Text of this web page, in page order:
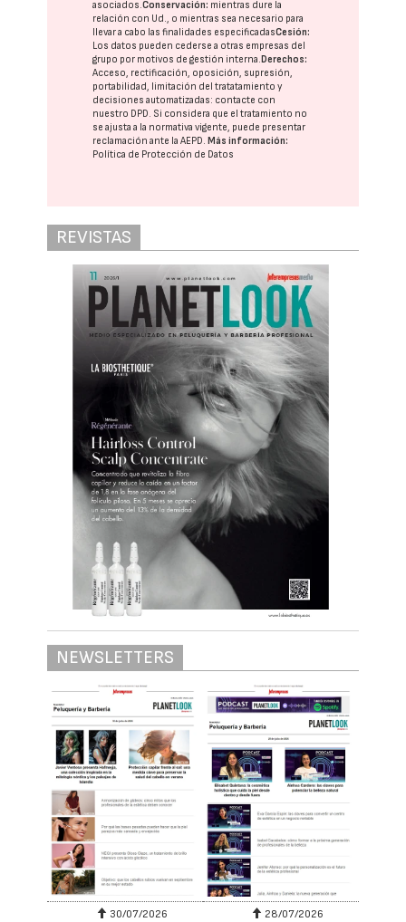
asociados.Conservación: mientras dure la
relación con Ud., o mientras sea necesario para
llevar a cabo las finalidades especificadasCesión:
Los datos pueden cederse a otras empresas del
grupo por motivos de gestión interna.Derechos:
Acceso, rectificación, oposición, supresión,
portabilidad, limitación del tratatamiento y
decisiones automatizadas: contacte con
nuestro DPD. Si considera que el tratamiento no
se ajusta a la normativa vigente, puede presentar
reclamación ante laAEPD.Más información:
Política de Protección de Datos
REVISTAS
NEWSLETTERS
30/07/2026 28/07/2026